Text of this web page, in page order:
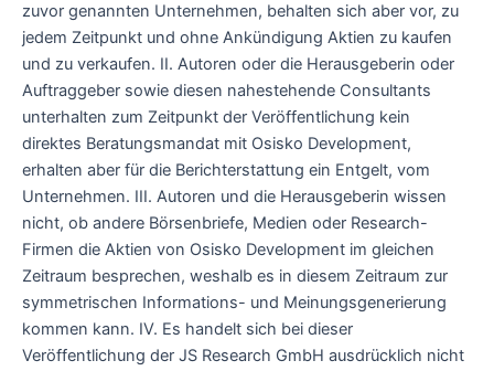
zuvor genannten Unternehmen, behalten sich aber vor, zu
jedem Zeitpunkt und ohne Ankündigung Aktien zu kaufen
und zu verkaufen. II. Autoren oder die Herausgeberin oder
Auftraggeber sowie diesen nahestehende Consultants
unterhalten zum Zeitpunkt der Veröffentlichung kein
direktes Beratungsmandat mit Osisko Development,
erhalten aber für die Berichterstattung ein Entgelt, vom
Unternehmen. III. Autoren und die Herausgeberin wissen
nicht, ob andere Börsenbriefe, Medien oder Research-
Firmen die Aktien von Osisko Development im gleichen
Zeitraum besprechen, weshalb es in diesem Zeitraum zur
symmetrischen Informations- und Meinungsgenerierung
kommen kann. IV. Es handelt sich bei dieser
Veröffentlichung der JS Research GmbH ausdrücklich nicht